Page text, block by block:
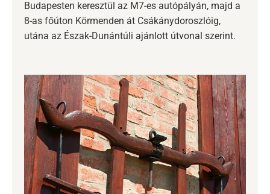
Budapesten keresztül az M7-es autópályán, majd a
8-as főúton Körmenden át Csákánydoroszlóig,
utána az Észak-Dunántúli ajánlott útvonal szerint.